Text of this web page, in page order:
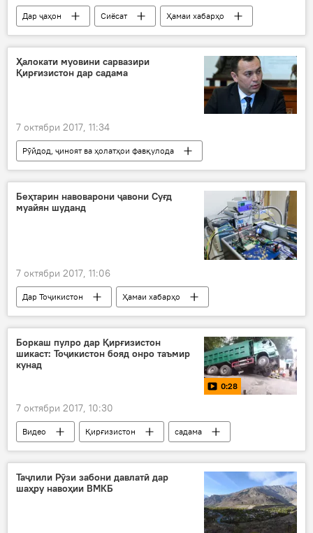
Дар ҷаҳон Сиёсат
Ҳамаи хабарҳо
Чин
дарҳои кушод
Ҳалокати муовини сарвазири
Қирғизистон дар садама
7 октябри 2017, 11:34
Рӯйдод, ҷиноят ва ҳолатҳои фавқулода
Осиёи Марказӣ
Ҳамаи хабарҳо
Темур Ҷумъақодиров
садама
ноиби сарвазир
Беҳтарин навоварони ҷавони Суғд
муайян шуданд
7 октябри 2017, 11:06
Дар Тоҷикистон
Ҳамаи хабарҳо
Илм ва фанноварӣ
Суғд навоварон
Боркаш пулро дар Қирғизистон
шикаст: Тоҷикистон бояд онро таъмир
кунад
0:28
7 октябри 2017, 10:30
Видео Қирғизистон
садама
пул
Дар Тоҷикистон
Таҷлили Рӯзи забони давлатӣ дар
шаҳру навоҳии ВМКБ